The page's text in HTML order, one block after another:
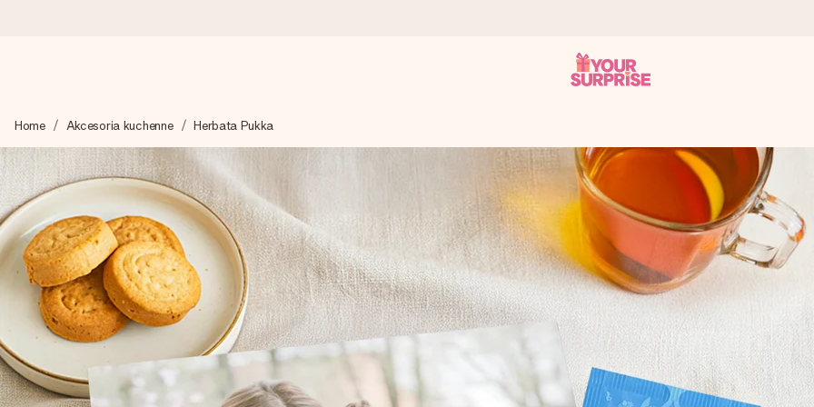
Tworzymy Twój prezent z troską i wysyłamy go w mgnieniu oka – dzięki czemu możesz go dać dokładnie we właściwym
4,7 (na podstawie +15 000 opinii)
Nasze prezenty inspirują. Klienci oceniają nas na 4,7 w Google Reviews.
Darmowy bilecik z życzeniami
Stwórz coś wyjątkowego w zaledwie kilku krokach – z jej imieniem, swoim zdjęciem lub wiadomością, która naprawdę poruszy
Home Akcesoria kuchenne Herbata Pukka